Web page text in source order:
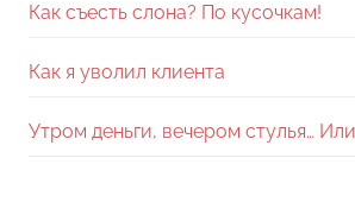
Как съесть слона? По кусочкам!
Как я уволил клиента
Утром деньги, вечером стулья…